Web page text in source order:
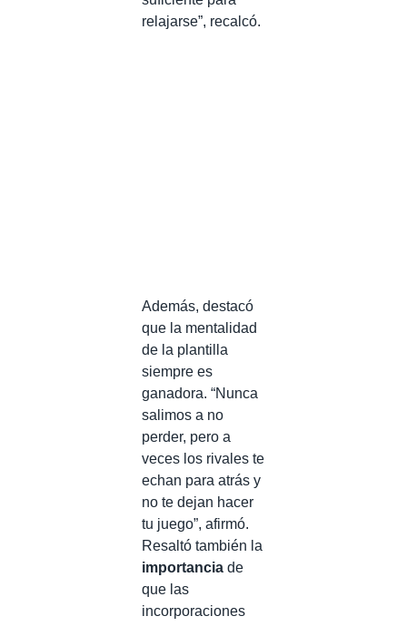
relajarse”, recalcó.
Además, destacó
que la mentalidad
de la plantilla
siempre es
ganadora. “Nunca
salimos a no
perder, pero a
veces los rivales te
echan para atrás y
no te dejan hacer
tu juego”, afirmó.
Resaltó también la
importancia de
que las
incorporaciones